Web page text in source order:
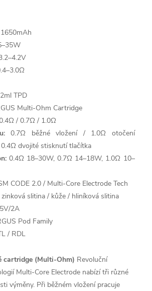
1650mAh
2ml TPD
Multi-Ohm Cartridge
/ 0.7Ω / 1.0Ω
0.7Ω běžné vložení / 1.0Ω otočení
dvojité stisknutí tlačítka
0.4Ω 18–30W, 0.7Ω 14–18W, 1.0Ω 10–
CODE 2.0 / Multi-Core Electrode Tech
zinková slitina / kůže / hliníková slitina
2A
Pod Family
/ RDL
cartridge (Multi-Ohm) Revoluční
Multi-Core Electrode nabízí tři různé
výměny. Při běžném vložení pracuje